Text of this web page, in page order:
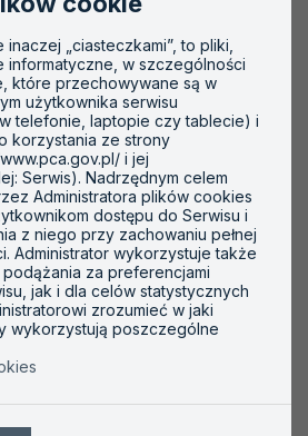
DAB-10.
„ciasteczkami”, to pliki,
informatyczne, w szczególności
które przechowywane są w
użytkownika serwisu
telefonie, laptopie czy tablecie) i
korzystania ze strony
i jej
Serwis). Nadrzędnym celem
Administratora plików cookies
dostępu do Serwisu i
z niego przy zachowaniu pełnej
Administrator wykorzystuje także
za preferencjami
jak i dla celów statystycznych
zrozumieć w jaki
wykorzystują poszczególne